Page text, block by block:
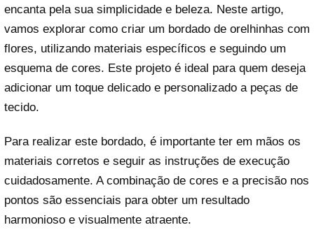
encanta pela sua simplicidade e beleza. Neste artigo,
vamos explorar como criar um bordado de orelhinhas com
flores, utilizando materiais específicos e seguindo um
esquema de cores. Este projeto é ideal para quem deseja
adicionar um toque delicado e personalizado a peças de
tecido.
Para realizar este bordado, é importante ter em mãos os
materiais corretos e seguir as instruções de execução
cuidadosamente. A combinação de cores e a precisão nos
pontos são essenciais para obter um resultado
harmonioso e visualmente atraente.